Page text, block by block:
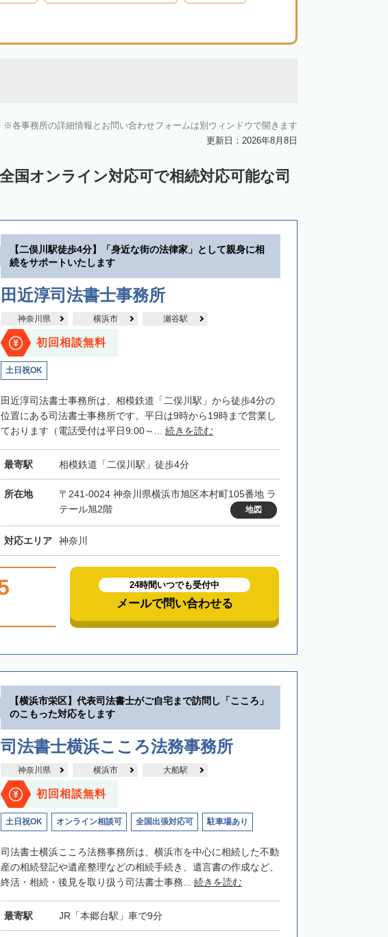
各事務所の詳細情報とお問い合わせフォームは別ウィンドウで開きます
更新日：2026年8月8日
国オンライン対応可で相続対応可能な司
【二俣川駅徒歩4分】「身近な街の法律家」として親身に相
続をサポートいたします
田近淳司法書士事務所
神奈川県 横浜市 瀬谷駅
初回相談無料
土日祝OK
田近淳司法書士事務所は、相模鉄道「二俣川駅」から徒歩4分の
位置にある司法書士事務所です。平日は9時から19時まで営業し
ております（電話受付は平日9:00～... 続きを読む
最寄駅 相模鉄道「二俣川駅」徒歩4分
所在地
〒241-0024 神奈川県横浜市旭区本村町105番地 ラ
テール旭2階
地図
対応エリア 神奈川
24時間いつでも受付中
メールで問い合わせる
【横浜市栄区】代表司法書士がご自宅まで訪問し「こころ」
のこもった対応をします
司法書士横浜こころ法務事務所
神奈川県 横浜市 大船駅
初回相談無料
土日祝OK オンライン相談可 全国出張対応可 駐車場あり
司法書士横浜こころ法務事務所は、横浜市を中心に相続した不動
産の相続登記や遺産整理などの相続手続き、遺言書の作成など、
終活・相続・後見を取り扱う司法書士事務... 続きを読む
最寄駅 JR「本郷台駅」車で9分